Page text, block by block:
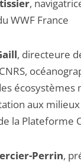
,
WWF France
, directeure
écosystèmes
aux
la Plateforme
Perrin,